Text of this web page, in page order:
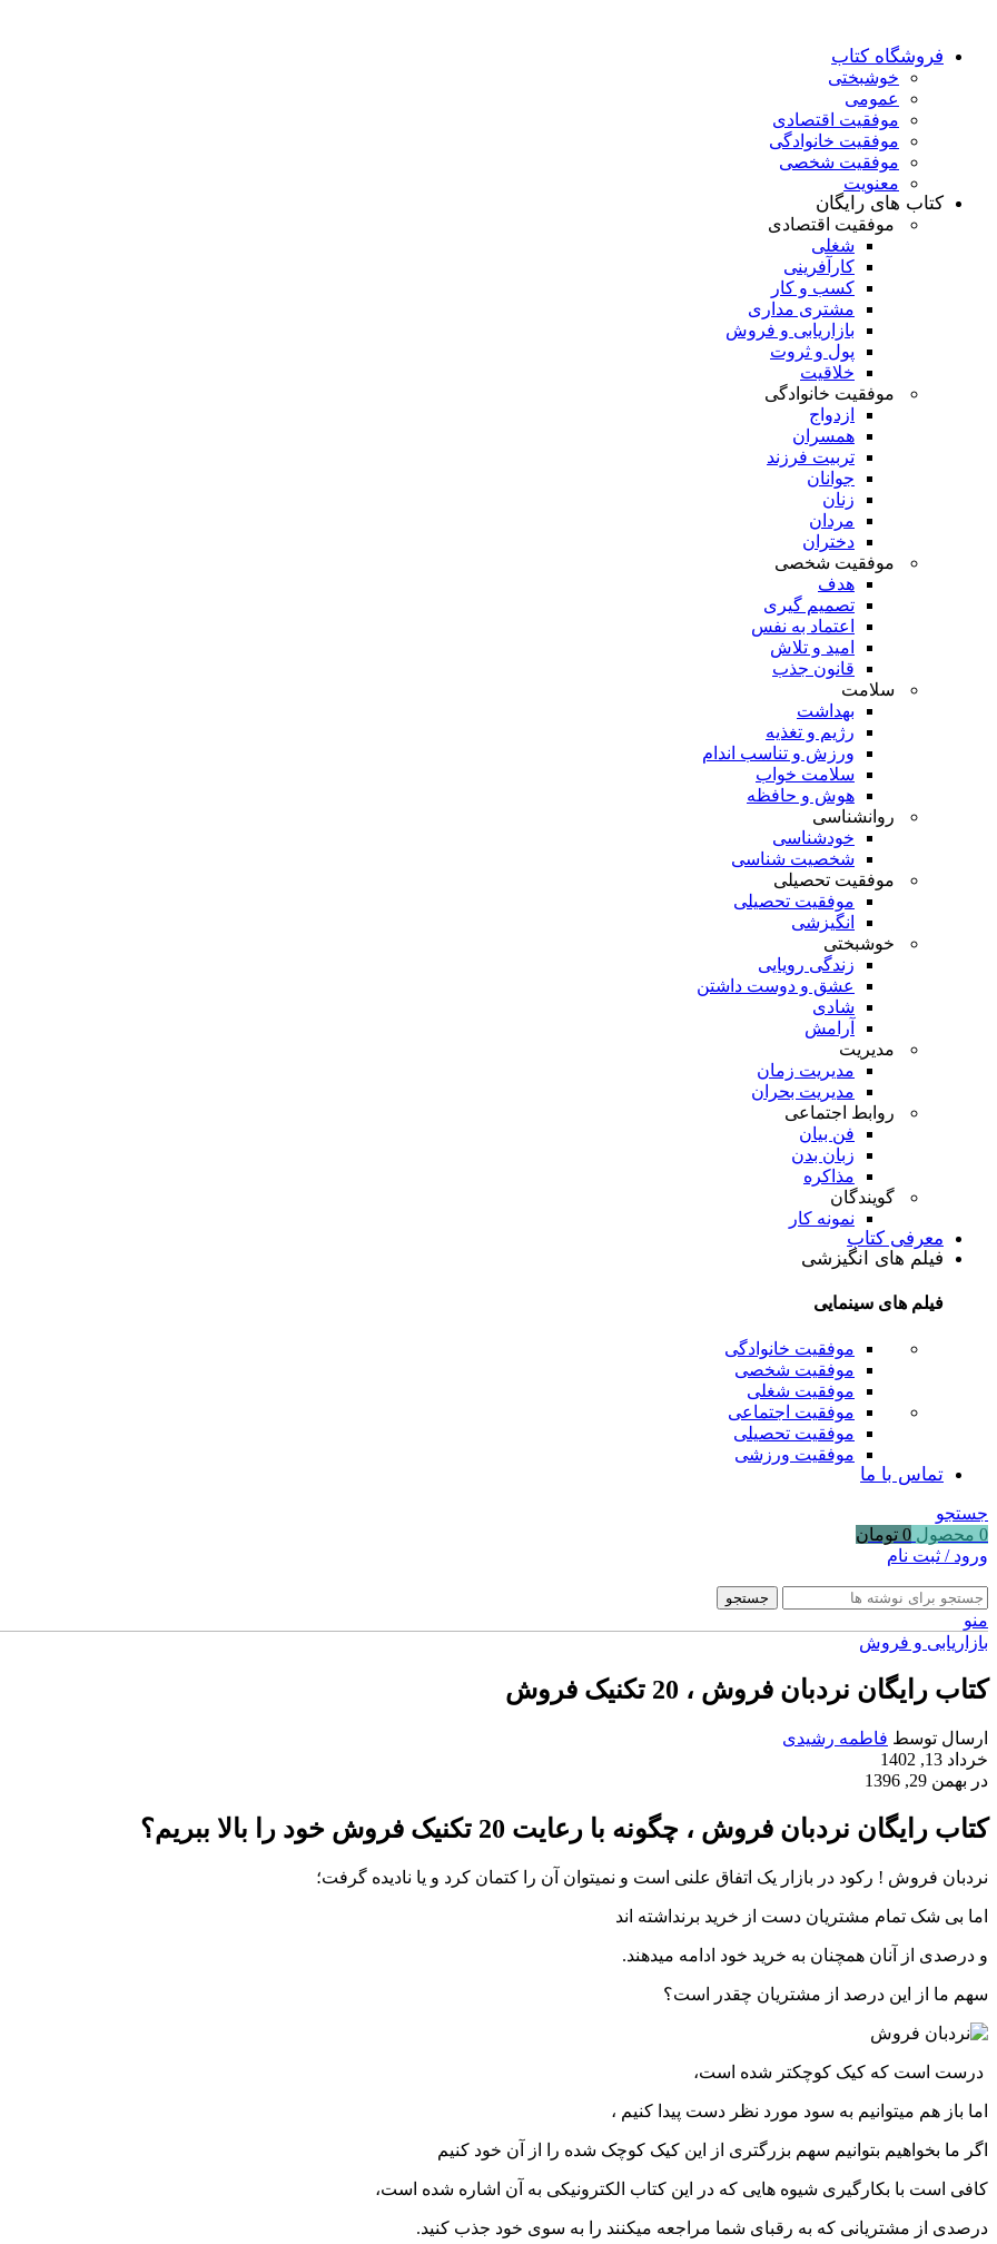
فروشگاه کتاب
خوشبختی
عمومی
موفقیت اقتصادی
موفقیت خانوادگی
موفقیت شخصی
معنویت
کتاب های رایگان
موفقیت اقتصادی
شغلی
کارآفرینی
کسب و کار
مشتری مداری
بازاریابی و فروش
پول و ثروت
خلاقیت
موفقیت خانوادگی
ازدواج
همسران
تربیت فرزند
جوانان
زنان
مردان
دختران
موفقیت شخصی
هدف
تصمیم گیری
اعتماد به نفس
امید و تلاش
قانون جذب
سلامت
بهداشت
رژیم و تغذیه
ورزش و تناسب اندام
سلامت خواب
هوش و حافظه
روانشناسی
خودشناسی
شخصیت شناسی
موفقیت تحصیلی
موفقیت تحصیلی
انگیزشی
خوشبختی
زندگی رویایی
عشق و دوست داشتن
شادی
آرامش
مدیریت
مدیریت زمان
مدیریت بحران
روابط اجتماعی
فن بیان
زبان بدن
مذاکره
گویندگان
نمونه کار
معرفی کتاب
فیلم های انگیزشی
فیلم های سینمایی
موفقیت خانوادگی
موفقیت شخصی
موفقیت شغلی
موفقیت اجتماعی
موفقیت تحصیلی
موفقیت ورزشی
تماس با ما
جستجو
0 محصول 0 تومان
ورود / ثبت نام
جستجو
منو
بازاریابی و فروش
کتاب رایگان نردبان فروش ، 20 تکنیک فروش
ارسال توسط فاطمه رشیدی
خرداد 13, 1402
در بهمن 29, 1396
کتاب رایگان نردبان فروش ، چگونه با رعایت 20 تکنیک فروش خود را بالا ببریم؟
نردبان فروش ! رکود در بازار یک اتفاق علنی است و نمیتوان آن را کتمان کرد و یا نادیده گرفت؛
اما بی شک تمام مشتریان دست از خرید برنداشته اند
و درصدی از آنان همچنان به خرید خود ادامه میدهند.
سهم ما از این درصد از مشتریان چقدر است؟
درست است که کیک کوچکتر شده است،
اما باز هم میتوانیم به سود مورد نظر دست پیدا کنیم ،
اگر ما بخواهیم بتوانیم سهم بزرگتری از این کیک کوچک شده را از آن خود کنیم
کافی است با بکارگیری شیوه هایی که در این کتاب الکترونیکی به آن اشاره شده است،
درصدی از مشتریانی که به رقبای شما مراجعه میکنند را به سوی خود جذب کنید.